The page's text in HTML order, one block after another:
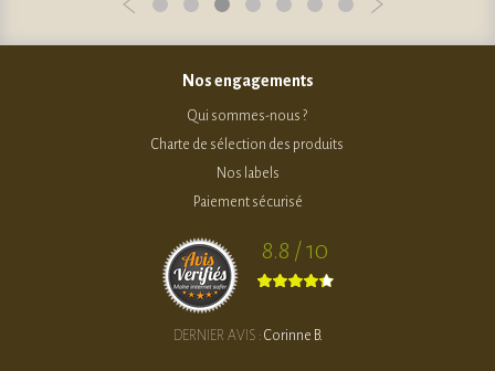
Nos engagements
Qui sommes-nous ?
Charte de sélection des produits
Nos labels
Paiement sécurisé
8.8 / 10
DERNIER AVIS : Corinne B.